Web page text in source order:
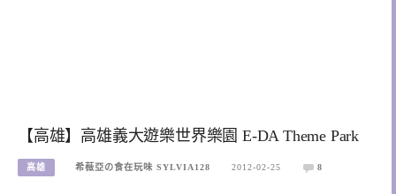
【高雄】高雄義大遊樂世界樂園 E-DA Theme Park
高雄 希薇亞の食在玩味 SYLVIA128 2012-02-25 8